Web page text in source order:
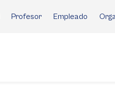
Profesor Empleado